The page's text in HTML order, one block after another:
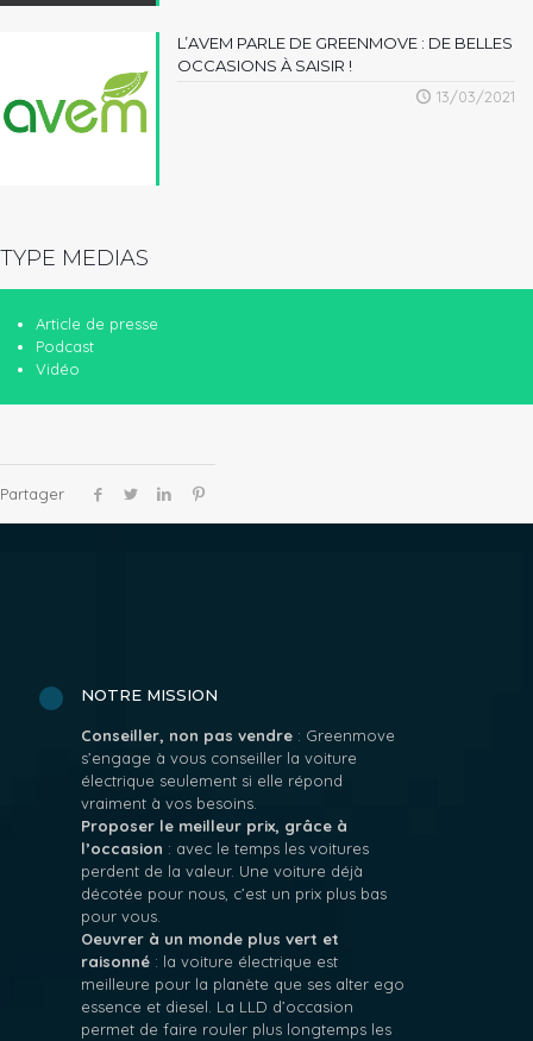
L’AVEM PARLE DE GREENMOVE : DE BELLES
OCCASIONS À SAISIR !
13/03/2021
TYPE MEDIAS
Article de presse
Podcast
Vidéo
Partager
NOTRE MISSION
Conseiller, non pas vendre : Greenmove
s’engage à vous conseiller la voiture
électrique seulement si elle répond
vraiment à vos besoins.
Proposer le meilleur prix, grâce à
l’occasion : avec le temps les voitures
perdent de la valeur. Une voiture déjà
décotée pour nous, c’est un prix plus bas
pour vous.
Oeuvrer à un monde plus vert et
raisonné : la voiture électrique est
meilleure pour la planète que ses alter ego
essence et diesel. La LLD d’occasion
permet de faire rouler plus longtemps les